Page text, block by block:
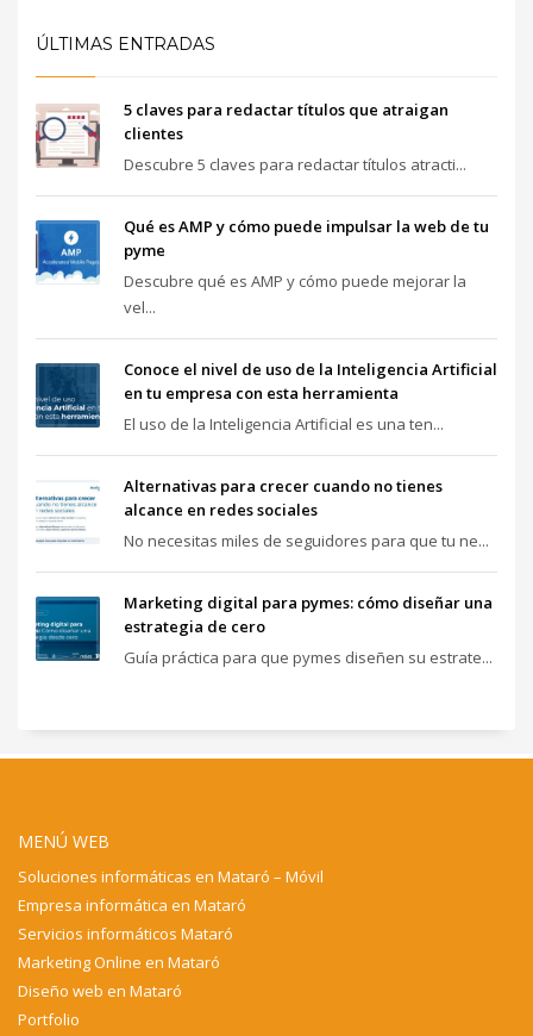
ÚLTIMAS ENTRADAS
5 claves para redactar títulos que atraigan
clientes
Descubre 5 claves para redactar títulos atracti...
Qué es AMP y cómo puede impulsar la web de tu
pyme
Descubre qué es AMP y cómo puede mejorar la
vel...
Conoce el nivel de uso de la Inteligencia Artificial
en tu empresa con esta herramienta
El uso de la Inteligencia Artificial es una ten...
Alternativas para crecer cuando no tienes
alcance en redes sociales
No necesitas miles de seguidores para que tu ne...
Marketing digital para pymes: cómo diseñar una
estrategia de cero
Guía práctica para que pymes diseñen su estrate...
MENÚ WEB
Soluciones informáticas en Mataró – Móvil
Empresa informática en Mataró
Servicios informáticos Mataró
Marketing Online en Mataró
Diseño web en Mataró
Portfolio